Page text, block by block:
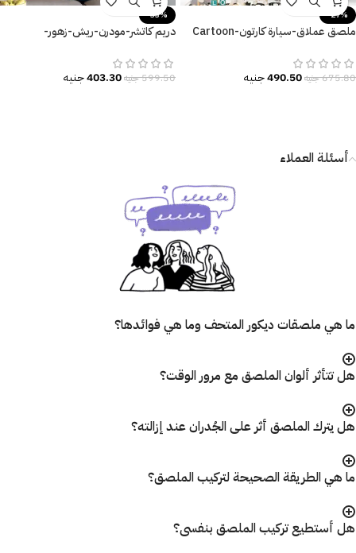
-27%
ملصق عملاق-سيارة كارتون-Cartoon
675.80جنيه490.50جنيه
-33%
دريم كاتشر-مودرن-ريش-زهور-
Catcher
599.50جنيه403.30جنيه
أسئلة العملاء
ما هي ملصقات ديكور المتحف وما هي فوائدها؟
هل تتأثر ألوان الملصق مع مرور الوقت؟
هل يترك الملصق أثر على الجُدران عند إزالته؟
ما هي الطريقة الصحيحة لتركيب الملصق؟
هل أستطيع تركيب الملصق بنفسى؟